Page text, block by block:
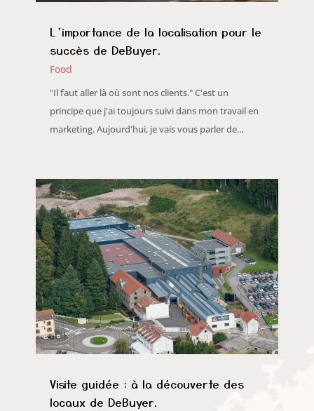
L’importance de la localisation pour le
succès de DeBuyer.
Food
"Il faut aller là où sont nos clients." C'est un
principe que j'ai toujours suivi dans mon travail en
marketing. Aujourd'hui, je vais vous parler de...
Visite guidée : à la découverte des
locaux de DeBuyer.